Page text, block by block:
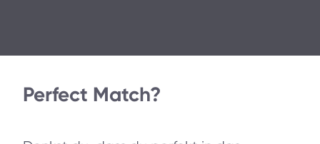
Perfect Match?